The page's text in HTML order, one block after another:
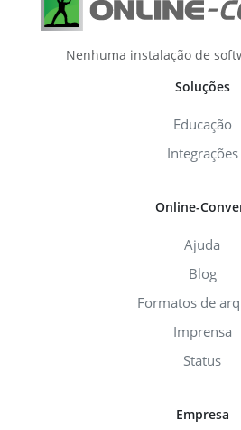
Nenhuma instalação de
Soluções
Educação
Integrações
Online-
Ajuda
Blog
Formatos de
Imprensa
Status
Empresa